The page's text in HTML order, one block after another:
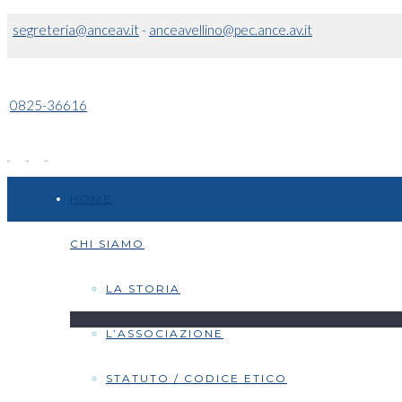
segreteria@anceav.it- anceavellino@pec.ance.av.it
0825-36616
CHI SIAMO
LA STORIA
L’ASSOCIAZIONE
STATUTO / CODICE ETICO